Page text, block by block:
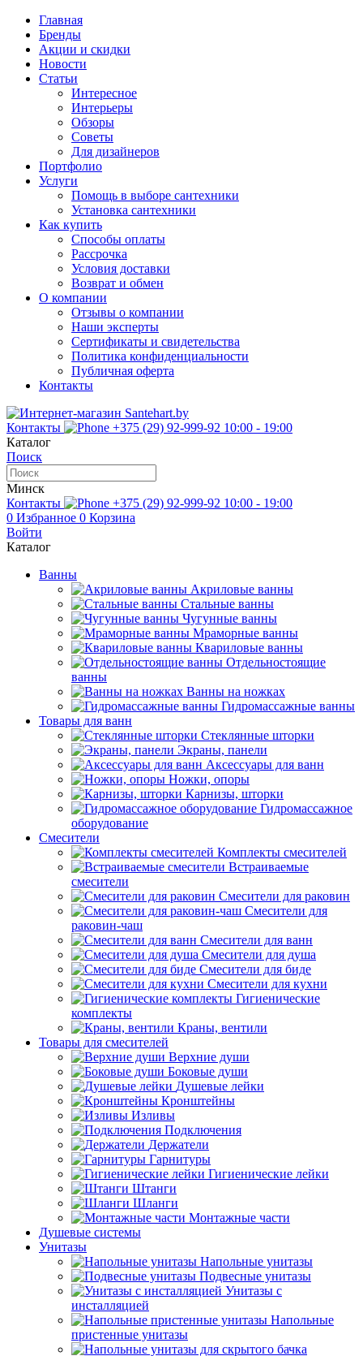
Главная
Бренды
Акции и скидки
Новости
Статьи
Интересное
Интерьеры
Обзоры
Советы
Для дизайнеров
Портфолио
Услуги
Помощь в выборе сантехники
Установка сантехники
Как купить
Способы оплаты
Рассрочка
Условия доставки
Возврат и обмен
О компании
Отзывы о компании
Наши эксперты
Сертификаты и свидетельства
Политика конфиденциальности
Публичная оферта
Контакты
Контакты +375 (29) 92-999-92 10:00 - 19:00
Каталог
Поиск
Минск
Контакты
+375 (29) 92-999-92 10:00 - 19:00
0 Избранное 0 Корзина
Войти
Каталог
Ванны
Акриловые ванны
Стальные ванны
Чугунные ванны
Мраморные ванны
Квариловые ванны
Отдельностоящие
ванны
Ванны на ножках
Гидромассажные ванны
Товары для ванн
Стеклянные шторки
Экраны, панели
Аксессуары для ванн
Ножки, опоры
Карнизы, шторки
Гидромассажное
оборудование
Смесители
Комплекты смесителей
Встраиваемые
смесители
Смесители для раковин
Смесители для
раковин-чаш
Смесители для ванн
Смесители для душа
Смесители для биде
Смесители для кухни
Гигиенические
комплекты
Краны, вентили
Товары для смесителей
Верхние души
Боковые души
Душевые лейки
Кронштейны
Изливы
Подключения
Держатели
Гарнитуры
Гигиенические лейки
Штанги
Шланги
Монтажные части
Душевые системы
Унитазы
Напольные унитазы
Подвесные унитазы
Унитазы с
инсталляцией
Напольные
пристенные унитазы